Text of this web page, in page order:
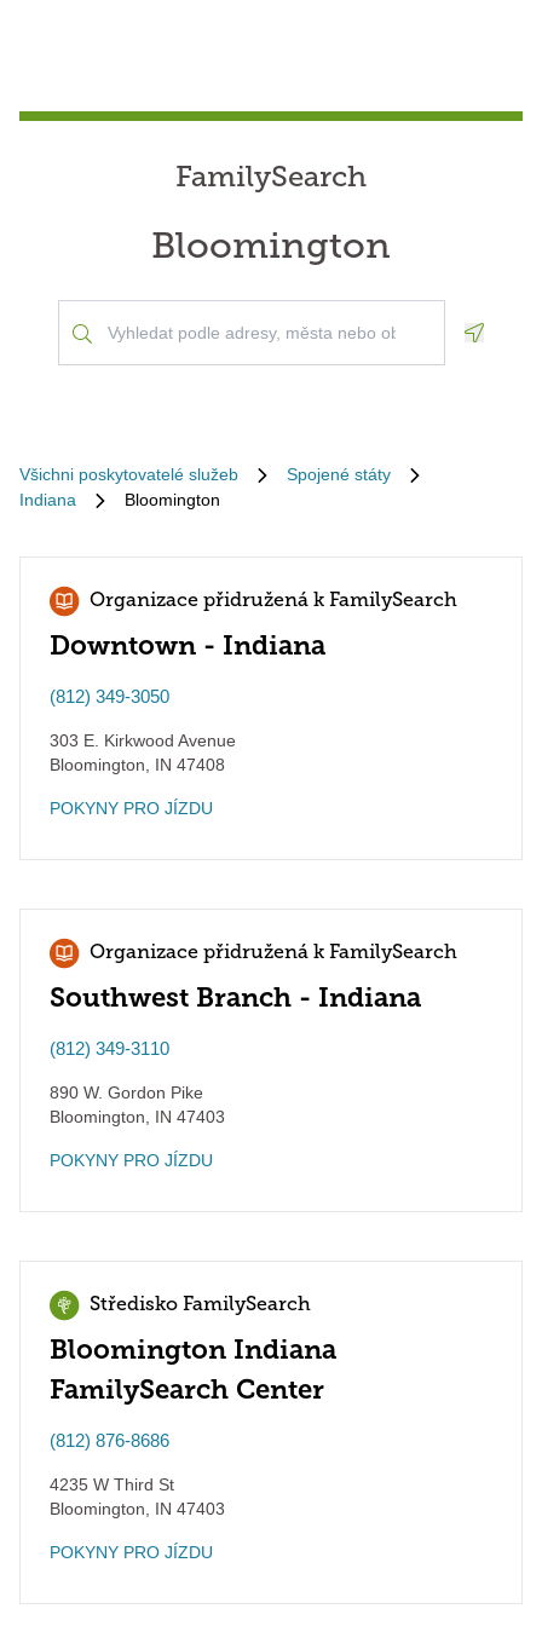
FamilySearch
Bloomington
Všichni poskytovatelé služeb
Spojené státy
Indiana
Bloomington
Organizace přidružená k FamilySearch
Downtown - Indiana
(812) 349-3050
303 E. Kirkwood Avenue
Bloomington
IN 47408
POKYNY PRO JÍZDU
Organizace přidružená k FamilySearch
Southwest Branch - Indiana
(812) 349-3110
890 W. Gordon Pike
Bloomington
IN 47403
POKYNY PRO JÍZDU
Středisko FamilySearch
Bloomington Indiana
FamilySearch Center
(812) 876-8686
4235 W Third St
Bloomington
IN 47403
POKYNY PRO JÍZDU